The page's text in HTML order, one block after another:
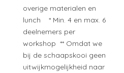
overige materialen en
lunch * Min. 4 en max. 6
deelnemers per
workshop ** Omdat we
bij de schaapskooi geen
uitwijkmogelijkheid naar